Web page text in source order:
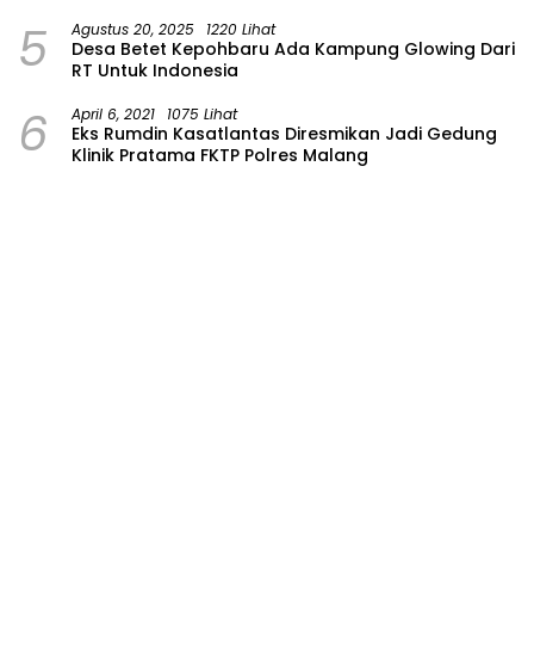
5 Agustus 20, 2025 1220 Lihat
Desa Betet Kepohbaru Ada Kampung Glowing Dari
RT Untuk Indonesia
6 April 6, 2021 1075 Lihat
Eks Rumdin Kasatlantas Diresmikan Jadi Gedung
Klinik Pratama FKTP Polres Malang